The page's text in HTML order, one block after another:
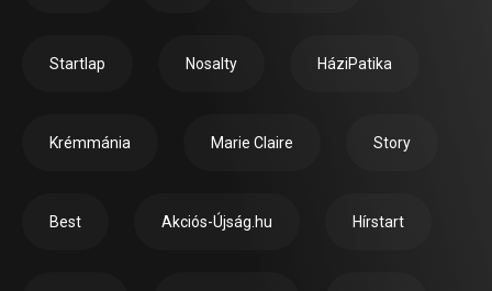
Startlap Nosalty HáziPatika
Krémmánia Marie Claire Story
Best Akciós-Újság.hu Hírstart